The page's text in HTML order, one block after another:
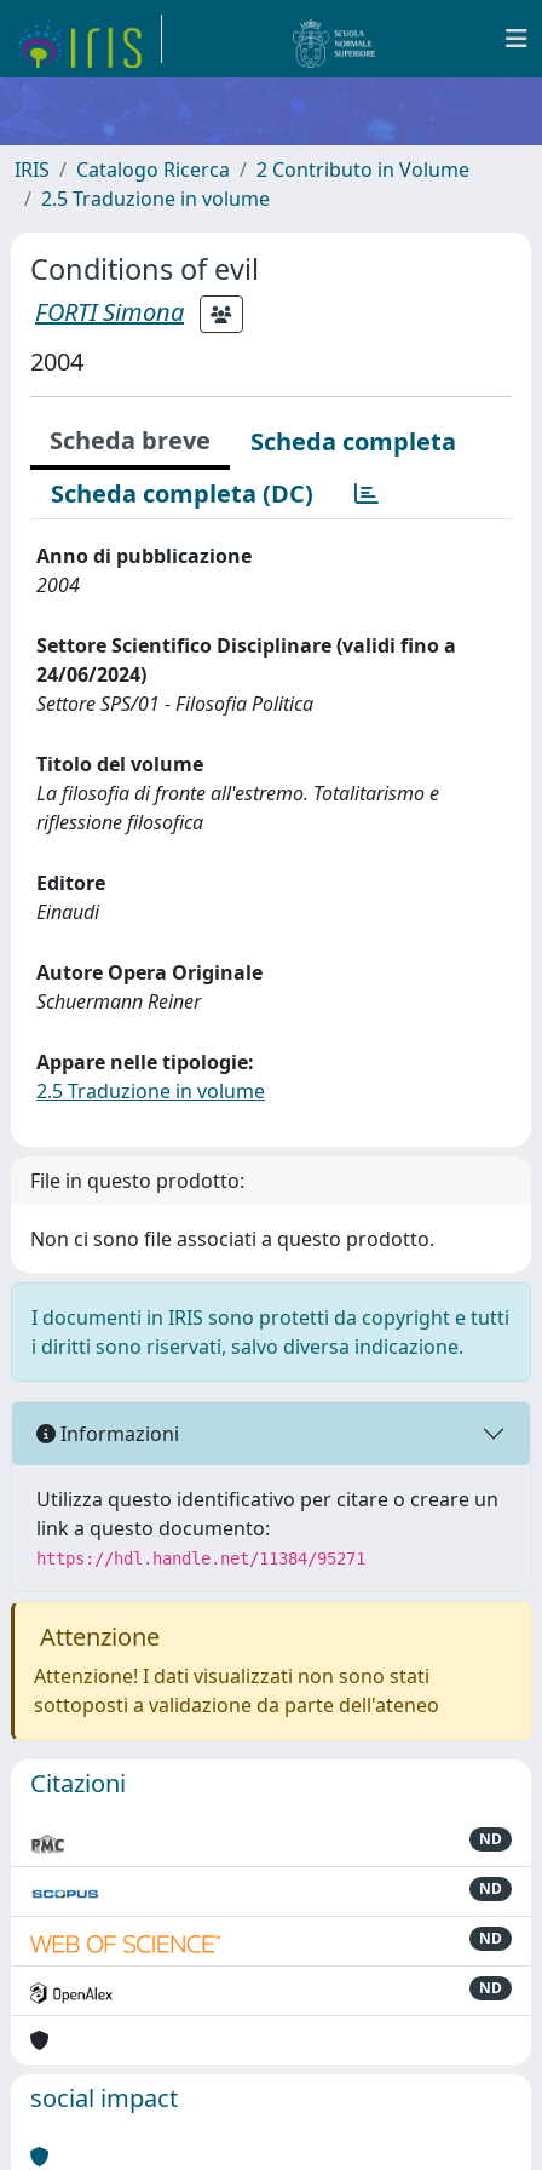
IRIS Catalogo Ricerca
2 Contributo in Volume
2.5 Traduzione in volume
Conditions of evil
FORTI Simona
2004
Scheda breve
Scheda completa
Scheda completa (DC)
Anno di pubblicazione
2004
Settore Scientifico Disciplinare (validi fino a
24/06/2024)
Settore SPS/01 - Filosofia Politica
Titolo del volume
La filosofia di fronte all'estremo. Totalitarismo e
riflessione filosofica
Editore
Einaudi
Autore Opera Originale
Schuermann Reiner
Appare nelle tipologie:
2.5 Traduzione in volume
File in questo prodotto:
Non ci sono file associati a questo prodotto.
I documenti in IRIS sono protetti da copyright e tutti
i diritti sono riservati, salvo diversa indicazione.
Informazioni
Utilizza questo identificativo per citare o creare un
link a questo documento:
https://hdl.handle.net/11384/95271
Attenzione
Attenzione! I dati visualizzati non sono stati
sottoposti a validazione da parte dell'ateneo
Citazioni
ND
ND
ND
ND
social impact